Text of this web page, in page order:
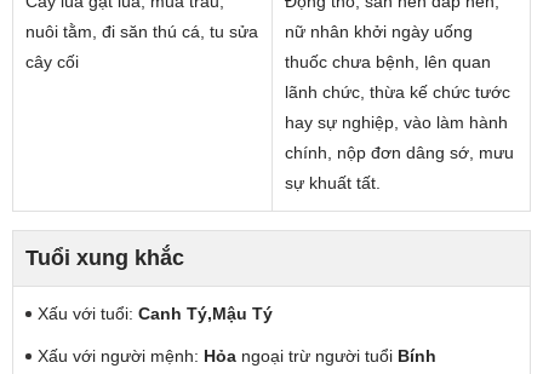
nuôi tằm, đi săn thú cá, tu sửa
cây cối
nữ nhân khởi ngày uống
thuốc chưa bệnh, lên quan
lãnh chức, thừa kế chức tước
hay sự nghiệp, vào làm hành
chính, nộp đơn dâng sớ, mưu
sự khuất tất.
Tuổi xung khắc
Xấu với tuổi: Canh Tý,Mậu Tý
Xấu với người mệnh: Hỏa ngoại trừ người tuổi Bính